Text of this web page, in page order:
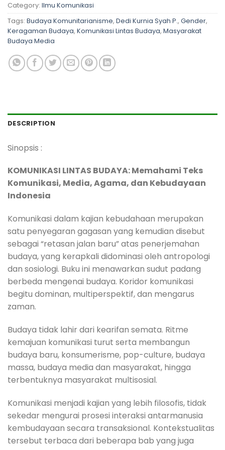
Category: Ilmu Komunikasi
Tags: Budaya Komunitarianisme, Dedi Kurnia Syah P., Gender,
Keragaman Budaya, Komunikasi Lintas Budaya, Masyarakat
Budaya Media
DESCRIPTION
Sinopsis :
KOMUNIKASI LINTAS BUDAYA: Memahami Teks
Komunikasi, Media, Agama, dan Kebudayaan
Indonesia
Komunikasi dalam kajian kebudahaan merupakan
satu penyegaran gagasan yang kemudian disebut
sebagai “retasan jalan baru” atas penerjemahan
budaya, yang kerapkali didominasi oleh antropologi
dan sosiologi. Buku ini menawarkan sudut padang
berbeda mengenai budaya. Koridor komunikasi
begitu dominan, multiperspektif, dan mengarus
zaman.
Budaya tidak lahir dari kearifan semata. Ritme
kemajuan komunikasi turut serta membangun
budaya baru, konsumerisme, pop-culture, budaya
massa, budaya media dan masyarakat, hingga
terbentuknya masyarakat multisosial.
Komunikasi menjadi kajian yang lebih filosofis, tidak
sekedar mengurai prosesi interaksi antarmanusia
kembudayaan secara transaksional. Kontekstualitas
tersebut terbaca dari beberapa bab yang juga